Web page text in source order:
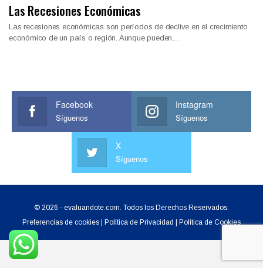
Las Recesiones Económicas
Las recesiones económicas son períodos de declive en el crecimiento
económico de un país o región. Aunque pueden…
Facebook
Síguenos
Instagram
Síguenos
X
Síguenos
© 2026 - evaluandote.com. Todos los Derechos Reservados.
Preferencias de cookies | Política de Privacidad | Política de Cookies